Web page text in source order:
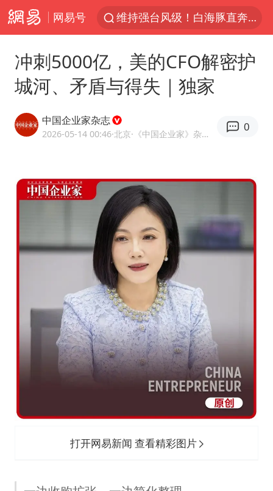
网易号
维持强台风级！白海豚直奔华东沿海
41岁女子为鼓励女儿考上985研究生
“事业单位招聘不是人情买卖”
李亚鹏向地铁吐血女孩捐99999元
山东财大教授刘海明逝世 终年38岁
“银行午休1.5小时”留个窗口行不行
余承东口误将24999元电脑报成2499
冲刺5000亿，美的CFO解密护
城河、矛盾与得失｜独家
中国企业家杂志
2026-05-14 00:46·北京 ·《中国企业家》杂志社官方网易号
0
打开网易新闻 查看精彩图片